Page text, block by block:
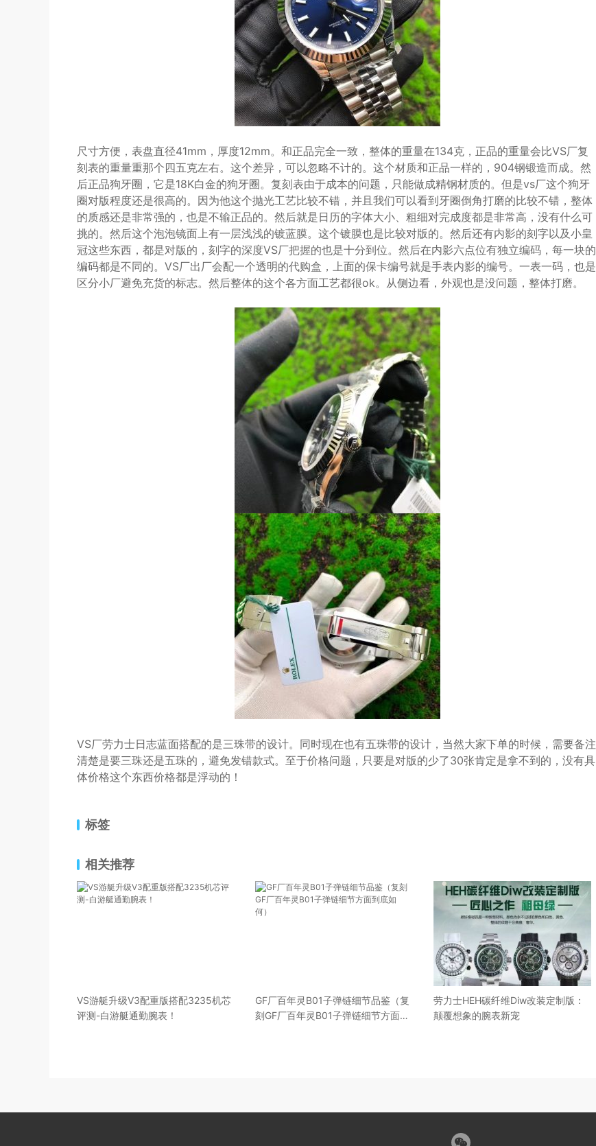
尺寸方便，表盘直径41mm，厚度12mm。和正品完全一致，整体的重量在134克，正品的重量会比VS厂复
刻表的重量重那个四五克左右。这个差异，可以忽略不计的。这个材质和正品一样的，904钢锻造而成。然
后正品狗牙圈，它是18K白金的狗牙圈。复刻表由于成本的问题，只能做成精钢材质的。但是vs厂这个狗牙
圈对版程度还是很高的。因为他这个抛光工艺比较不错，并且我们可以看到牙圈倒角打磨的比较不错，整体
的质感还是非常强的，也是不输正品的。然后就是日历的字体大小、粗细对完成度都是非常高，没有什么可
挑的。然后这个泡泡镜面上有一层浅浅的镀蓝膜。这个镀膜也是比较对版的。然后还有内影的刻字以及小皇
冠这些东西，都是对版的，刻字的深度VS厂把握的也是十分到位。然后在内影六点位有独立编码，每一块的
编码都是不同的。VS厂出厂会配一个透明的代购盒，上面的保卡编号就是手表内影的编号。一表一码，也是
区分小厂避免充货的标志。然后整体的这个各方面工艺都很ok。从侧边看，外观也是没问题，整体打磨。
VS厂劳力士日志蓝面搭配的是三珠带的设计。同时现在也有五珠带的设计，当然大家下单的时候，需要备注
清楚是要三珠还是五珠的，避免发错款式。至于价格问题，只要是对版的少了30张肯定是拿不到的，没有具
体价格这个东西价格都是浮动的！
标签
相关推荐
VS游艇升级V3配重版搭配3235机芯
评测-白游艇通勤腕表！
GF厂百年灵B01子弹链细节品鉴（复
刻GF厂百年灵B01子弹链细节方面到
劳力士HEH碳纤维Diw改装定制版：
颠覆想象的腕表新宠